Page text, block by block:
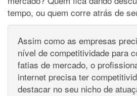
tempo, ou quem corre atrás de
Assim como as empresas
nível de competitividade para
fatias de mercado, o
internet precisa ter
destacar no seu nicho de